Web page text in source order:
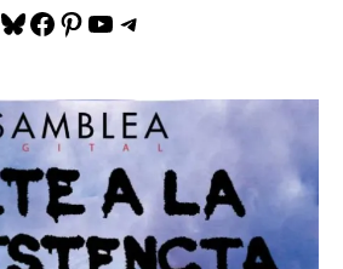
Bluesky
Facebook
Pinterest
YouTube
Telegram